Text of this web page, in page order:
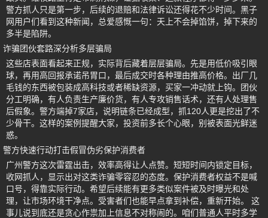
警方抓人只是第一步，后续的退赔和法律诉讼还得花不少时间。黑子
网用户们看到这种新闻，总爱感慨一句：天上不会掉馅饼，掉下来的
多半是陷阱。
诈骗团伙套路深分析多层骗局
这些店表面看起来正规，实际背后藏着层层骗局。先是用低价吸引眼
球，再用高回报承诺吊胃口，最后成交时各种理由推高价格。出厂几
毛钱的东西被包装成高科技或者稀缺资源，买家一冲动就上钩。团伙
分工明确，有人负责生产廉价货，有人专攻销售话术，还有人处理售
后假象。警方端掉7家店，说明链条已经成型，抓120人更是挖出了不
少骨干。这样的案例提醒大家，投资前多长个心眼，别被表面光鲜迷
惑。
警方快速行动打击假冒伪劣保护消费者
广州警方这次雷霆出击，效率高得让人点赞。短短时间内锁定目标，
收网抓人，显示出对这类诈骗零容忍的态度。保护消费者权益不是喊
口号，得靠实际行动。希望后续能有更多类似案件被及时曝光和处
理，让市场环境干净点。受害者们也能早点拿到补偿，重新开始。 这
事儿说到底还是贪心作祟加上信息不对称闹的。咱们普通人平时多学